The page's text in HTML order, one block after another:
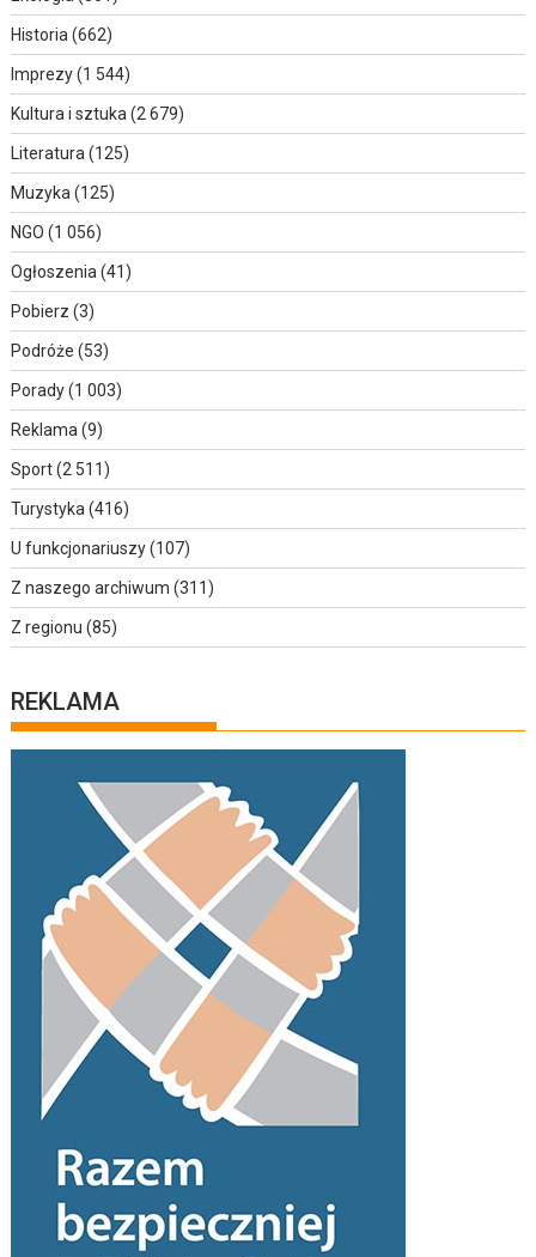
Historia (662)
Imprezy(1 544)
Kultura i sztuka (2 679)
Literatura (125)
Muzyka (125)
NGO (1 056)
Ogłoszenia (41)
Pobierz (3)
Podróże (53)
Porady(1 003)
Reklama (9)
Sport(2 511)
Turystyka (416)
U funkcjonariuszy(107)
Z naszego archiwum (311)
Z regionu (85)
REKLAMA